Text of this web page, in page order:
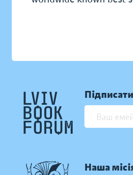
Наша